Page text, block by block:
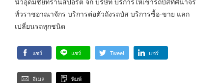
ทั่วราชอาณาจักร บริการต่อตัวถังรถบัส บริการซื้อ-ขาย แลก
เปลี่ยนรถทุกชนิด
แชร์ แชร์ Tweet แชร์
อีเมล พิมพ์